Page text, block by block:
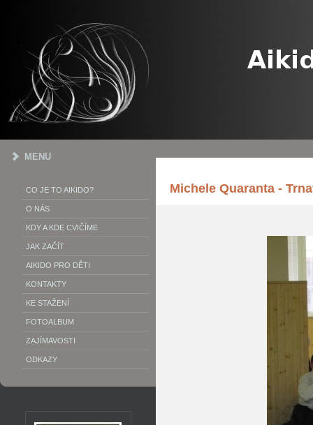
Michele Quaranta -
MENU
CO JE TO AIKIDO?
O NÁS
KDY A KDE CVIČÍME
JAK ZAČÍT
AIKIDO PRO DĚTI
KONTAKTY
KE STAŽENÍ
FOTOALBUM
ZAJÍMAVOSTI
ODKAZY